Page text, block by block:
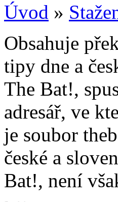
Úvod »
Obsahuje
tipy dne a
The Bat!,
adresář, ve
je soubor
české a
Bat!, není